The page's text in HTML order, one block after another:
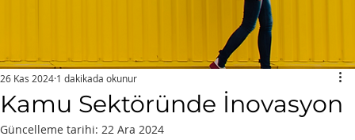
Kamu Sektöründe İnovasyon
26 Kas 2024 1 dakikada okunur
Güncelleme tarihi: 22 Ara 2024